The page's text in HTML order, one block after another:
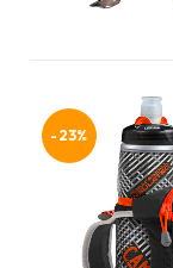
-23%